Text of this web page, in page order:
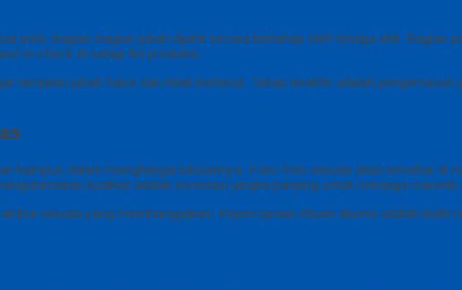
pola, bagian-bagian jubah dijahit secara bertahap oleh tenaga ahli. Bagian
re-check di setiap lini produksi.
jubah halus dan tidak berkerut. Tahap terakhir adalah pengemasan
kampus dalam menghargai lulusannya. Foto-foto wisuda akan tersebar di
kualitas adalah investasi jangka panjang untuk menjaga
wisuda yang membanggakan. Kepercayaan ribuan alumni adalah bukti